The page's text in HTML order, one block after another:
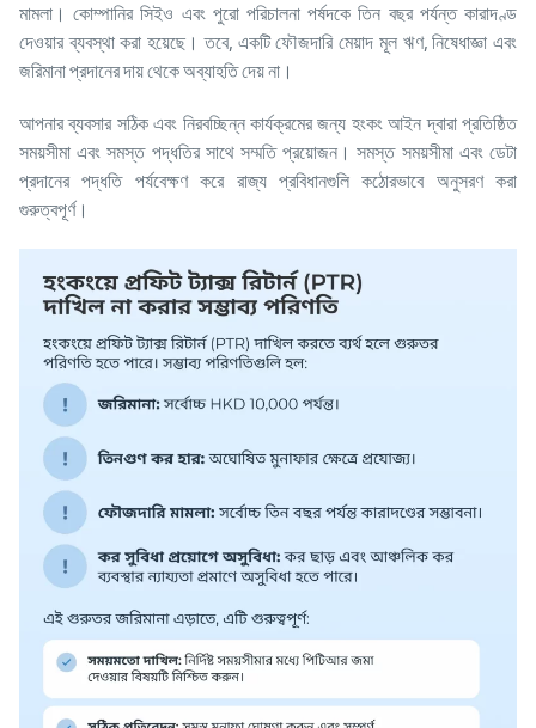
মামলা। কোম্পানির সিইও এবং পুরো পরিচালনা পর্ষদকে তিন বছর পর্যন্ত কারাদণ্ড
দেওয়ার ব্যবস্থা করা হয়েছে। তবে, একটি ফৌজদারি মেয়াদ মূল ঋণ, নিষেধাজ্ঞা এবং
জরিমানা প্রদানের দায় থেকে অব্যাহতি দেয় না।
আপনার ব্যবসার সঠিক এবং নিরবচ্ছিন্ন কার্যক্রমের জন্য হংকং আইন দ্বারা প্রতিষ্ঠিত
সময়সীমা এবং সমস্ত পদ্ধতির সাথে সম্মতি প্রয়োজন। সমস্ত সময়সীমা এবং ডেটা
প্রদানের পদ্ধতি পর্যবেক্ষণ করে রাজ্য প্রবিধানগুলি কঠোরভাবে অনুসরণ করা
গুরুত্বপূর্ণ।